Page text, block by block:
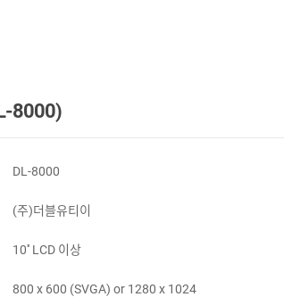
8000)
DL-8000
(주)더블유티이
10'' LCD 이상
800 x 600 (SVGA) or 1280 x 1024